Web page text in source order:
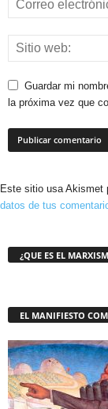
Guardar mi
la próxima vez que
Este sitio usa Akismet
datos de tus
¿QUE ES EL
EL MANIFIESTO